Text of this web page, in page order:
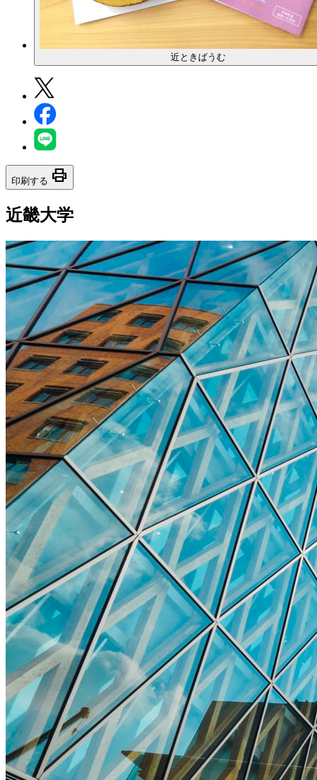
近ときばうむ
印刷する print
近畿大学